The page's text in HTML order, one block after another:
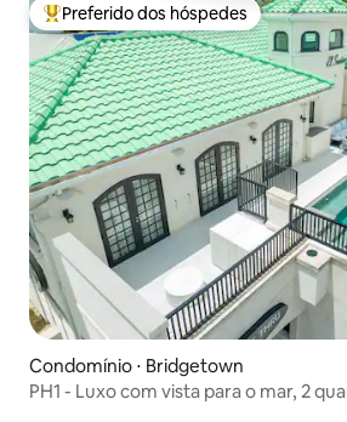
Entre os melhores preferidos dos
Preferido dos hóspedes
Condomínio ⋅ Bridgetown
PH1 - Luxo com vista para o mar, 2